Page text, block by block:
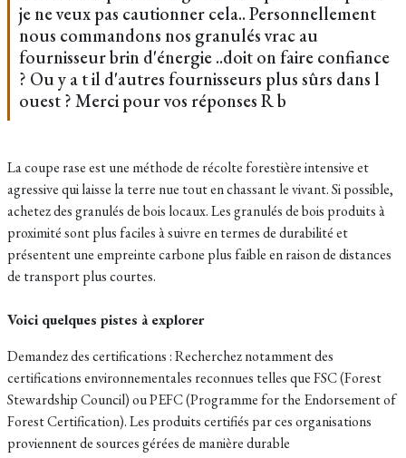
je ne veux pas cautionner cela.. Personnellement
nous commandons nos granulés vrac au
fournisseur brin d'énergie ..doit on faire confiance
? Ou y a t il d'autres fournisseurs plus sûrs dans l
ouest ? Merci pour vos réponses R b
La coupe rase est une méthode de récolte forestière intensive et
agressive qui laisse la terre nue tout en chassant le vivant. Si possible,
achetez des granulés de bois locaux. Les granulés de bois produits à
proximité sont plus faciles à suivre en termes de durabilité et
présentent une empreinte carbone plus faible en raison de distances
de transport plus courtes.
Voici quelques pistes à explorer
Demandez des certifications : Recherchez notamment des
certifications environnementales reconnues telles que FSC (Forest
Stewardship Council) ou PEFC (Programme for the Endorsement of
Forest Certification). Les produits certifiés par ces organisations
proviennent de sources gérées de manière durable